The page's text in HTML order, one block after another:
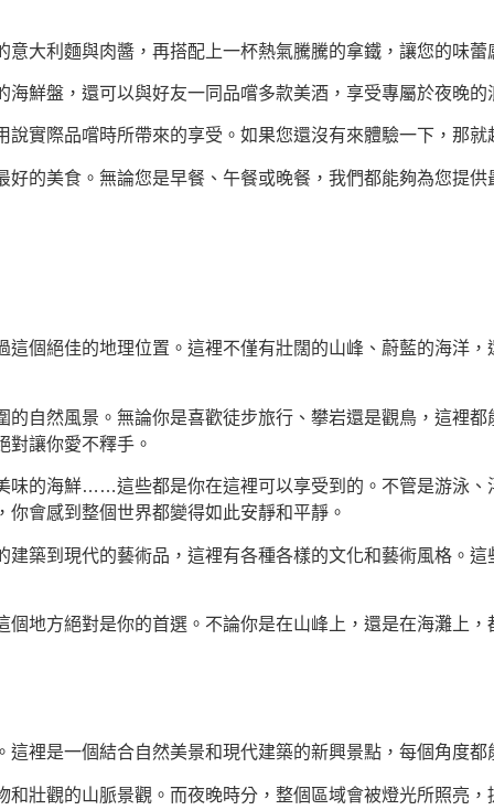
大利麵與肉醬，再搭配上一杯熱氣騰騰的拿鐵，讓您的味
鮮盤，還可以與好友一同品嚐多款美酒，享受專屬於夜晚的
實際品嚐時所帶來的享受。如果您還沒有來體驗一下，那就
的美食。無論您是早餐、午餐或晚餐，我們都能夠為您提
個絕佳的地理位置。這裡不僅有壯闊的山峰、蔚藍的海洋
自然風景。無論你是喜歡徒步旅行、攀岩還是觀鳥，這裡
對讓你愛不釋手。
味的海鮮……這些都是你在這裡可以享受到的。不管是游泳
會感到整個世界都變得如此安靜和平靜。
築到現代的藝術品，這裡有各種各樣的文化和藝術風格。
地方絕對是你的首選。不論你是在山峰上，還是在海灘上
裡是一個結合自然美景和現代建築的新興景點，每個角度
壯觀的山脈景觀。而夜晚時分，整個區域會被燈光所照亮